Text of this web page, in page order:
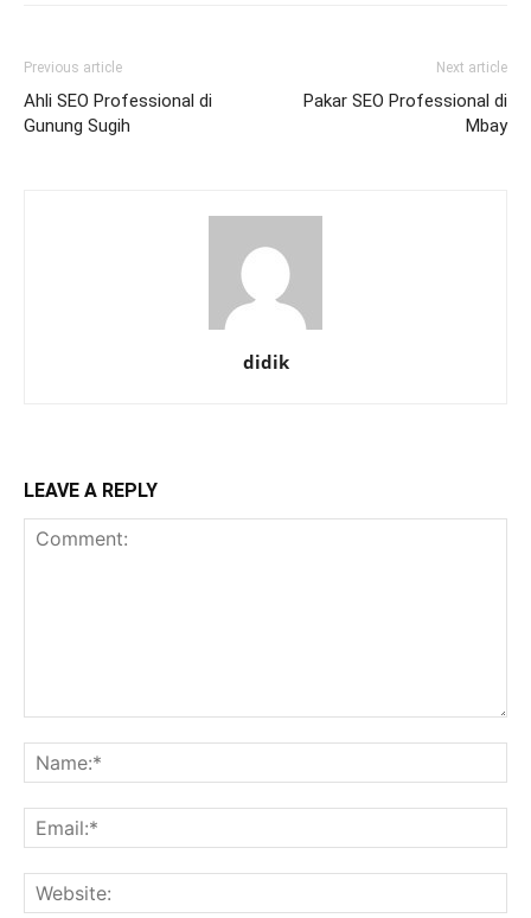
Previous article
Ahli SEO Professional di
Gunung Sugih
Next article
Pakar SEO Professional di
Mbay
didik
LEAVE A REPLY